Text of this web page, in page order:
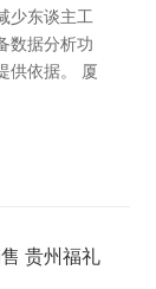
少东谈主工
数据分析功
供依据。 厦
贵州福礼